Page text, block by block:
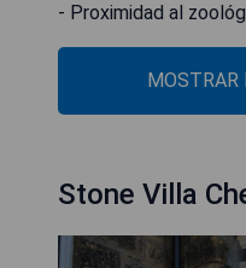
- Proximidad al
Stone Villa